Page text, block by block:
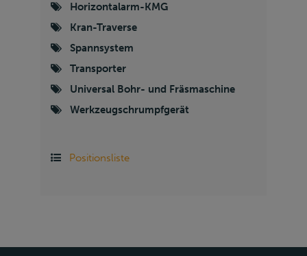
Horizontalarm-KMG
Kran-Traverse
Spannsystem
Transporter
Universal Bohr- und Fräsmaschine
Werkzeugschrumpfgerät
Positionsliste